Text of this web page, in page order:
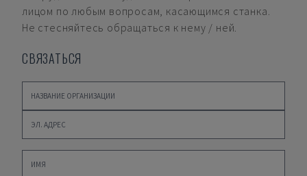
лицом по любым вопросам, касающимся станка.
Не стесняйтесь обращаться к нему / ней.
СВЯЗАТЬСЯ